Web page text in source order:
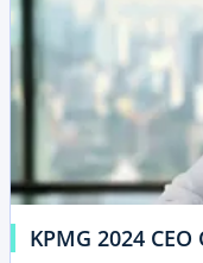
KPMG 2024